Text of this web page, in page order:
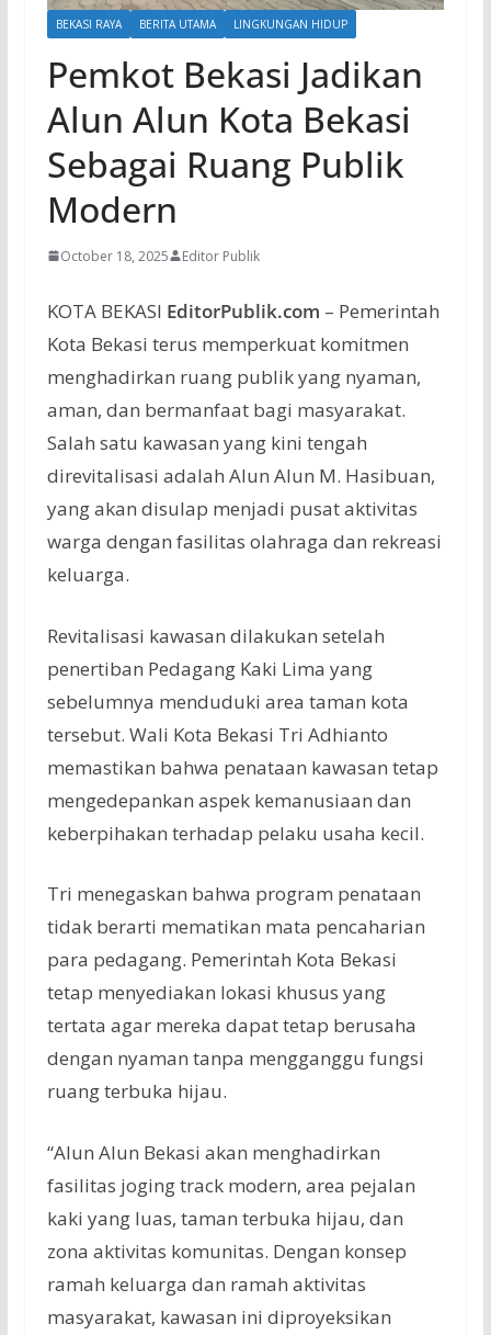
BEKASI RAYA BERITA UTAMA LINGKUNGAN HIDUP
Pemkot Bekasi Jadikan
Alun Alun Kota Bekasi
Sebagai Ruang Publik
Modern
October 18, 2025 Editor Publik
KOTA BEKASI EditorPublik.com – Pemerintah
Kota Bekasi terus memperkuat komitmen
menghadirkan ruang publikyang nyaman,
aman, dan bermanfaat bagi masyarakat.
Salah satu kawasan yang kini tengah
direvitalisasi adalah Alun Alun M. Hasibuan,
yangakan disulap menjadi pusataktivitas
warga dengan fasilitas olahraga dan rekreasi
keluarga.
Revitalisasi kawasan dilakukan setelah
penertiban PedagangKaki Lima yang
sebelumnya menduduki area taman kota
tersebut. Wali Kota Bekasi Tri Adhianto
memastikan bahwa penataan kawasan tetap
mengedepankan aspek kemanusiaan dan
keberpihakan terhadap pelaku usaha kecil.
Tri menegaskan bahwa program penataan
tidak berarti mematikan mata pencaharian
para pedagang. Pemerintah Kota Bekasi
tetap menyediakan lokasi khusus yang
tertata agar mereka dapattetap berusaha
dengan nyaman tanpa mengganggu fungsi
ruangterbuka hijau.
“Alun Alun Bekasi akan menghadirkan
fasilitas jogingtrack modern, area pejalan
kaki yang luas, taman terbuka hijau, dan
zona aktivitas komunitas. Dengan konsep
ramah keluarga dan ramah aktivitas
masyarakat, kawasan ini diproyeksikan